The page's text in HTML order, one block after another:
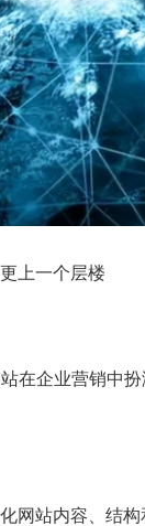
上一个层楼
在企业营销中
网站内容、结